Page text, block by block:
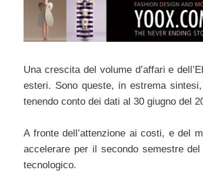
Una crescita del volume d’affari e
esteri. Sono queste, in estrema
tenendo conto dei dati al 30 giugno del
A fronte dell’attenzione ai costi, e del
accelerare per il secondo semestre
tecnologico.